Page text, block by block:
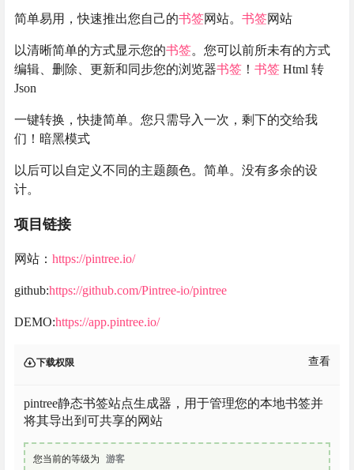
简单易用，快速推出您自己的书签网站。 书签网站
以清晰简单的方式显示您的书签。您可以前所未有的方式
编辑、删除、更新和同步您的浏览器书签 ！ 书签 Html 转
Json
一键转换，快捷简单。您只需导入一次，剩下的交给我
们！暗黑模式
以后可以自定义不同的主题颜色。简单。没有多余的设
计。
项目链接
网站： https://pintree.io/
github:https://github.com/Pintree-io/pintree
DEMO:https://app.pintree.io/
下载权限 查看
pintree静态书签站点生成器，用于管理您的本地书签并
将其导出到可共享的网站
您当前的等级为 游客